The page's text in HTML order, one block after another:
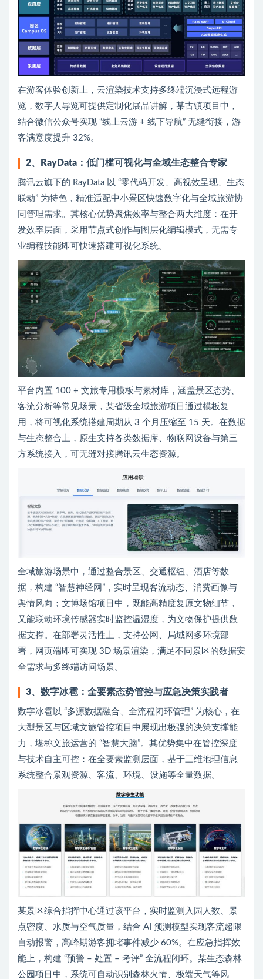
在游客体验创新上，云渲染技术支持多终端沉浸式远程游
览，数字人导览可提供定制化展品讲解，某古镇项目中，
结合微信公众号实现 “线上云游 + 线下导航” 无缝衔接，游
客满意度提升 32%。
2、RayData：低门槛可视化与全域生态整合专家
腾讯云旗下的 RayData 以 “零代码开发、高视效呈现、生态
联动” 为特色，精准适配中小景区快速数字化与全域旅游协
同管理需求。其核心优势聚焦效率与整合两大维度：在开
发效率层面，采用节点式创作与图层化编辑模式，无需专
业编程技能即可快速搭建可视化系统。
平台内置 100 + 文旅专用模板与素材库，涵盖景区态势、
客流分析等常见场景，某省级全域旅游项目通过模板复
用，将可视化系统搭建周期从 3 个月压缩至 15 天。在数据
与生态整合上，原生支持各类数据库、物联网设备与第三
方系统接入，可无缝对接腾讯云生态资源。
全域旅游场景中，通过整合景区、交通枢纽、酒店等数
据，构建 “智慧神经网”，实时呈现客流动态、消费画像与
舆情风向；文博场馆项目中，既能高精度复原文物细节，
又能联动环境传感器实时监控温湿度，为文物保护提供数
据支撑。在部署灵活性上，支持公网、局域网多环境部
署，网页端即可实现 3D 场景渲染，满足不同景区的数据安
全需求与多终端访问场景。
3、数字冰雹：全要素态势管控与应急决策实践者
数字冰雹以 “多源数据融合、全流程闭环管理” 为核心，在
大型景区与区域文旅管控项目中展现出极强的决策支撑能
力，堪称文旅运营的 “智慧大脑”。其优势集中在管控深度
与技术自主可控：在全要素监测层面，基于三维地理信息
系统整合景观资源、客流、环境、设施等全量数据。
某景区综合指挥中心通过该平台，实时监测入园人数、景
点密度、水质与空气质量，结合 AI 预测模型实现客流超限
自动报警，高峰期游客拥堵事件减少 60%。在应急指挥效
能上，构建 “预警 – 处置 – 考评” 全流程闭环。某生态森林
公园项目中，系统可自动识别森林火情、极端天气等风